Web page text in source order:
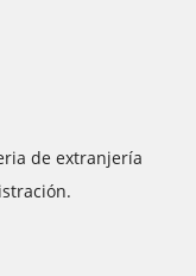
de extranjería